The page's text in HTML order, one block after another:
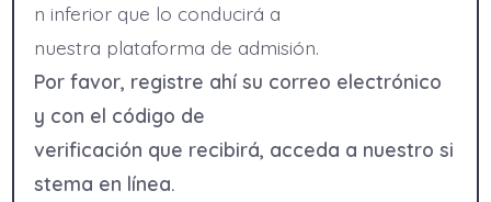
n inferior que lo conducirá a
nuestra plataforma de admisión.
Por favor, registre ahí su correo electrónico
y con el código de
verificación que recibirá, acceda a nuestro si
stema en línea.